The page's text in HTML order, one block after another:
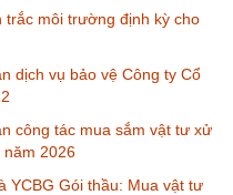
trắc môi trường định kỳ cho
dịch vụ bảo vệ Công ty Cổ
công tác mua sắm vật tư xử
2026
YCBG Gói thầu:​ Mua vật tư